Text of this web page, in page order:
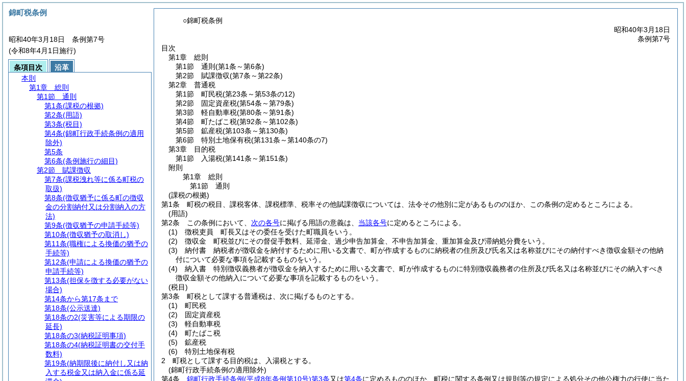
○錦町税条例
昭和40年3月18日
条例第7号
目次
第1章
総則
第1節
通則 (第1条～第6条)
第2節
賦課徴収(第7条～第22条)
第2章
普通税
第1節
町民税(第23条～第53条の12)
第2節
固定資産税(第54条～第79条)
第3節
軽自動車税(第80条～第91条)
第4節
町たばこ税(第92条～第102条)
第5節
鉱産税(第103条～第130条)
第6節
特別土地保有税(第131条～第140条の7)
第3章
目的税
第1節
入湯税(第141条～第151条)
附則
第1章
総則
第1節
通則
(課税の根拠)
第1条
町税の税目、課税客体、課税標準、税率その他賦課徴収については、法令その他別に定があるもののほか、この条例の定めるところによる。
(用語)
第2条
この条例において、 次の各号に掲げる用語の意義は、 当該各号に定めるところによる。
(1)
徴税吏員 町長又はその委任を受けた町職員をいう。
(2)
徴収金 町税並びにその督促手数料、延滞金、過少申告加算金、不申告加算金、重加算金及び滞納処分費をいう。
(3)
納付書 納税者が徴収金を納付するために用いる文書で、町が作成するものに納税者の住所及び氏名又は名称並びにその納付すべき徴収金額その他納
付について必要な事項を記載するものをいう。
(4)
納入書 特別徴収義務者が徴収金を納入するために用いる文書で、町が作成するものに特別徴収義務者の住所及び氏名又は名称並びにその納入すべき
徴収金額その他納入について必要な事項を記載するものをいう。
(税目)
第3条
町税として課する普通税は、次に掲げるものとする。
(1)
町民税
(2)
固定資産税
(3)
軽自動車税
(4)
町たばこ税
(5)
鉱産税
(6)
特別土地保有税
2
町税として課する目的税は、入湯税とする。
(錦町行政手続条例の適用除外)
第4条
錦町行政手続条例(平成8年条例第10号)第3条又は第4条に定めるもののほか、町税に関する条例又は規則等の規定による処分その他公権力の行使に当た
錦町税条例
昭和40年3月18日 条例第7号
(令和8年4月1日施行)
条項目次
沿革
本則
第1章
総則
第1節
通則
第1条(課税の根拠)
第2条(用語)
第3条(税目)
第4条(錦町行政手続条例の適用
除外)
第5条
第6条(条例施行の細目)
第2節
賦課徴収
第7条(課税洩れ等に係る町税の
取扱)
第8条(徴収猶予に係る町の徴収
金の分割納付又は分割納入の方
法)
第9条(徴収猶予の申請手続等)
第10条(徴収猶予の取消し)
第11条(職権による換価の猶予の
手続等)
第12条(申請による換価の猶予の
申請手続等)
第13条(担保を徴する必要がない
場合)
第14条から第17条まで
第18条(公示送達)
第18条の2(災害等による期限の
延長)
第18条の3(納税証明事項)
第18条の4(納税証明書の交付手
数料)
第19条(納期限後に納付し又は納
入する税金又は納入金に係る延